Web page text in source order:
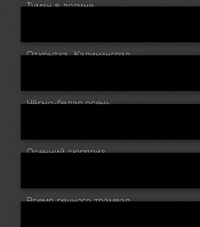
Туман в долине.
Открытка. Калининград.
Чёрно-белая осень.
Осенний сюрприз.
Время речного трамвая.